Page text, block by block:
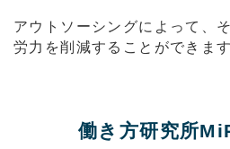
アウトソーシングによって、
労力を削減することができます
働き方研究所